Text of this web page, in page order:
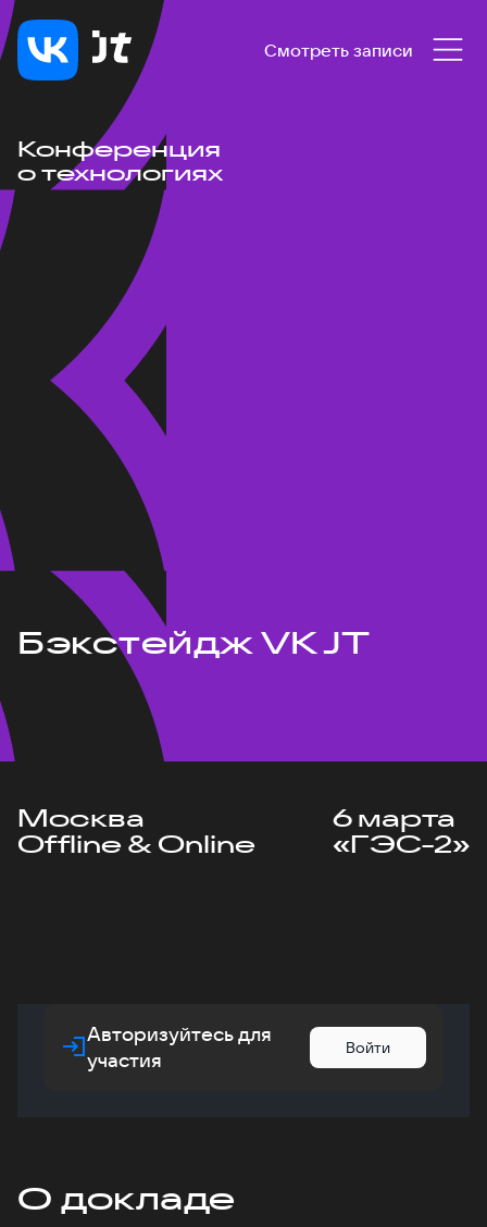
Смотреть записи
Конференция
о технологиях
Бэкстейдж VK JT
Москва
Offline & Online
6 марта
«ГЭС-2»
Авторизуйтесь для
участия
Войти
О докладе